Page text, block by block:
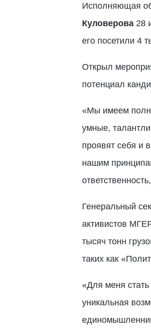
Исполняющая
Куловерова28
его посетили 4
Открыл
потенциал
«Мы имеем
умные,
проявят себя и
нашим
Генеральный
активистов
тысяч тонн
таких как
«Для меня
уникальная